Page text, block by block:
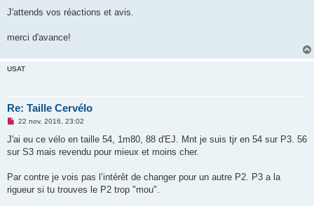
J'attends vos réactions et avis.
merci d'avance!
USAT
Re: Taille Cervélo
M
s
a
n
o
n
22 nov. 2016, 23:02
J'ai eu ce vélo en taille 54, 1m80, 88 d'EJ. Mnt je suis tjr en 54 sur P3. 56
sur S3 mais revendu pour mieux et moins cher.
Par contre je vois pas l’intérêt de changer pour un autre P2. P3 a la
rigueur si tu trouves le P2 trop "mou".